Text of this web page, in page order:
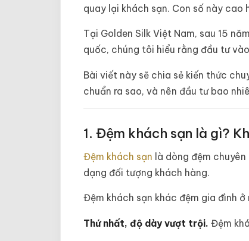
quay lại khách sạn. Con số này cao
Tại Golden Silk Việt Nam, sau 15
quốc, chúng tôi hiểu rằng đầu tư
Bài viết này sẽ chia sẻ kiến thức
chuẩn ra sao, và nên đầu tư bao
1. Đệm khách sạn là gì?
Đệm khách sạn là dòng đệm
dạng đối tượng khách hàng.
Đệm khách sạn khác đệm gia đình
Thứ nhất, độ dày vượt trội. Đệm